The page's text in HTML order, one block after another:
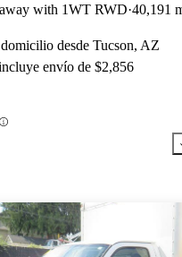
with 1WT RWD 40,191
desde Tucson, AZ
envío de $2,856